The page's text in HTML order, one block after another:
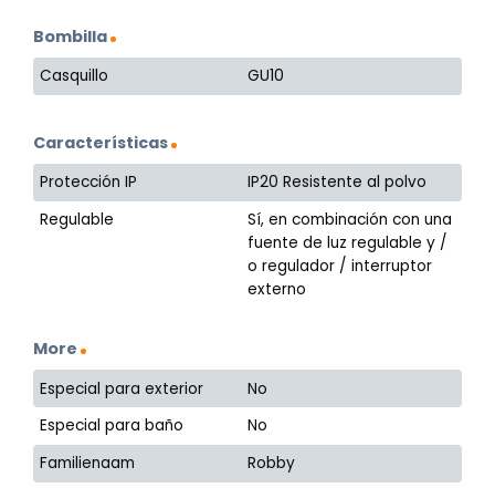
Bombilla
Casquillo GU10
Características
Protección IP
IP20 Resistente al polvo
Regulable
Sí, en combinación con una
fuente de luz regulable y /
o regulador / interruptor
externo
More
Especial para exterior
No
Especial para baño
No
Familienaam
Robby